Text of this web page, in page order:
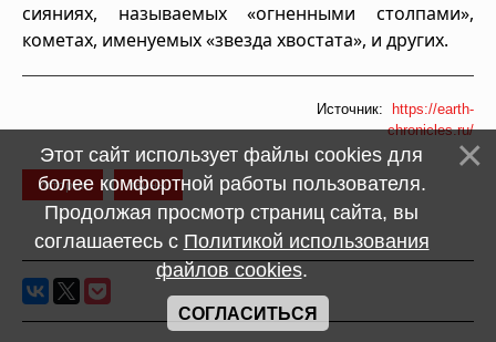
сияниях, называемых «огненными столпами»,
кометах, именуемых «звезда хвостата», и других.
Источник:
https://earth-
chronicles.ru/
История тайны
Этот сайт использует файлы cookies для
более комфортной работы пользователя.
Продолжая просмотр страниц сайта, вы
соглашаетесь с Политикой использования
файлов cookies.
СОГЛАСИТЬСЯ